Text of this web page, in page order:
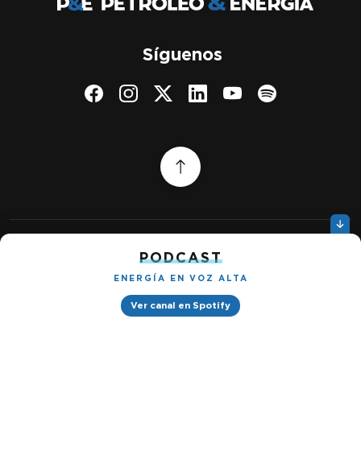
PODCAST
ENERGÍA EN VOZ ALTA
Ver canal en Spotify
Síguenos
Política de privacidad
Petróleo & Energía © 2026